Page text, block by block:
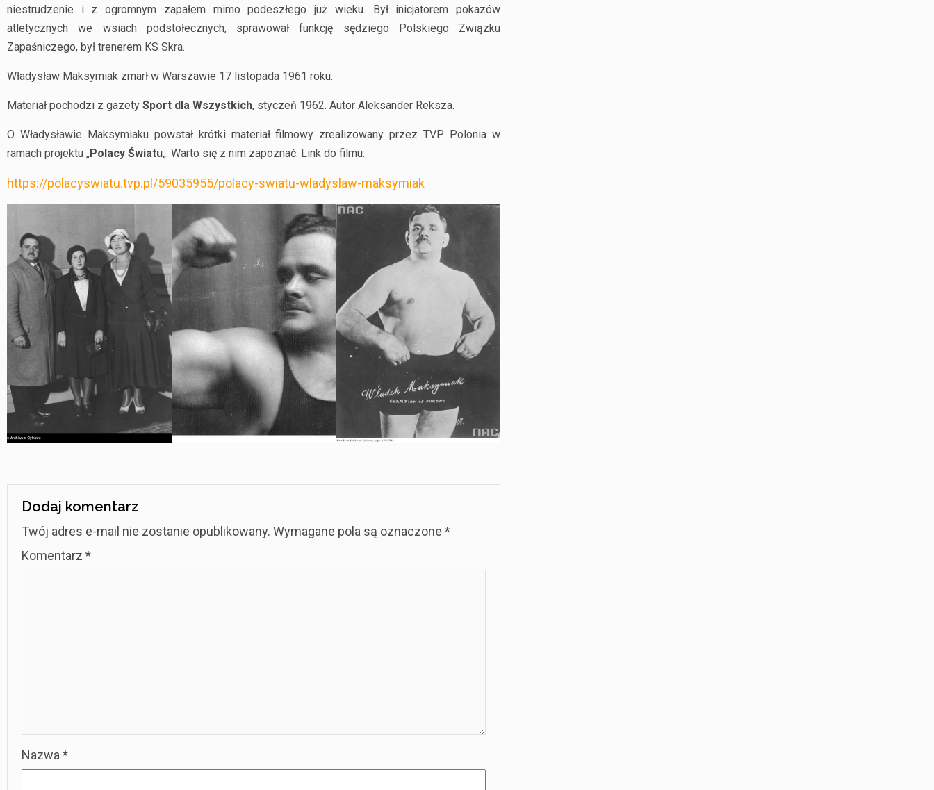
niestrudzenie i z ogromnym zapałem mimo podeszłego już wieku. Był inicjatorem pokazów
atletycznych we wsiach podstołecznych, sprawował funkcję sędziego Polskiego Związku
Zapaśniczego, był trenerem KS Skra.
Władysław Maksymiak zmarł w Warszawie 17 listopada 1961 roku.
Materiał pochodzi z gazety Sport dla Wszystkich, styczeń 1962. Autor Aleksander Reksza.
O Władysławie Maksymiaku powstał krótki materiał filmowy zrealizowany przez TVP Polonia w
ramach projektu „ Polacy Światu„. Warto się z nim zapoznać. Link do filmu:
https://polacyswiatu.tvp.pl/59035955/polacy-swiatu-wladyslaw-maksymiak
Dodaj komentarz
Twój adres e-mail nie zostanie opublikowany. Wymagane pola są oznaczone *
Komentarz *
Nazwa *